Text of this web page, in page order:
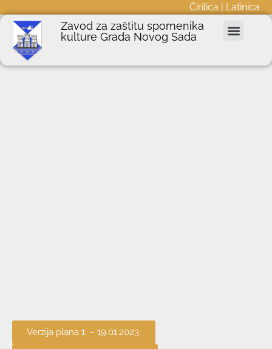
Ćirilica | Latinica
Zavod za zaštitu spomenika
kulture Grada Novog Sada
Verzija plana 1. – 19.01.2023.